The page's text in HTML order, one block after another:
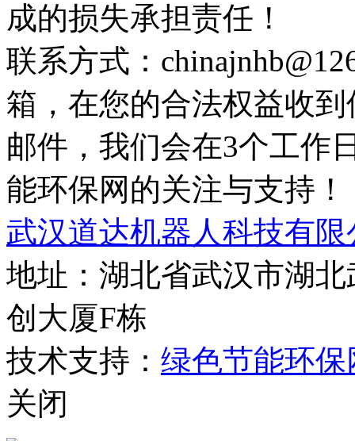
成的损失承担责任！
联系方式：
箱，在您的合法权益收
邮件，我们会在3个工作
能环保网的关注与支持！
武汉道达机器人科技有限
地址：湖北省武汉市湖
创大厦F栋
技术支持： 绿色节能环保
关闭